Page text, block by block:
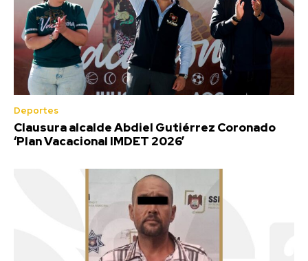
Deportes
Clausura alcalde Abdiel Gutiérrez Coronado
‘Plan Vacacional IMDET 2026’